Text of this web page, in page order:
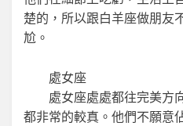
楚的，所以跟白羊座做朋友
尬。
處女座
處女座處處都往完美方
都非常的較真。他們不願意